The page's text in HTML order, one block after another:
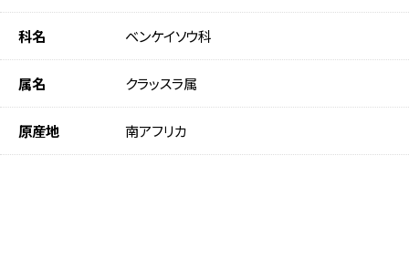
科名 ベンケイソウ科
属名 クラッスラ属
原産地 南アフリカ